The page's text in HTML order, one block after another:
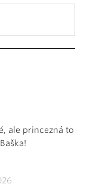
ale princezná to